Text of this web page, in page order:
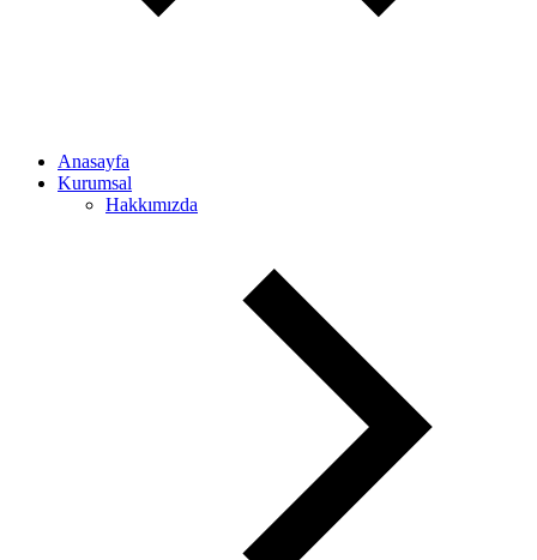
Anasayfa
Kurumsal
Hakkımızda